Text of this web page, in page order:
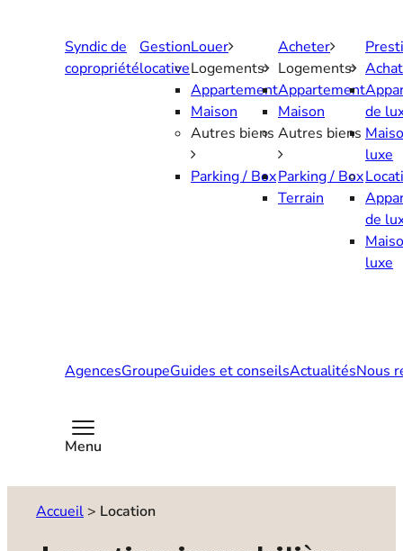
Syndic de
copropriété
Gestion
locative
Louer
Logements
Appartement
Maison
Autres biens
Parking / Box
Acheter
Logements
Appartement
Maison
Autres biens
Parking / Box
Terrain
Achat
de
luxe
de
luxe
AgencesGroupeGuides et conseilsActualitésNous
Menu
Accueil > Location